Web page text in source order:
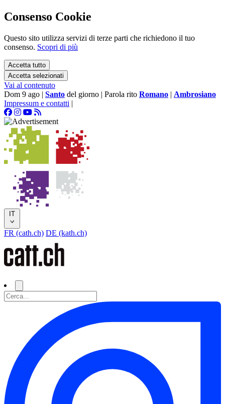
Consenso Cookie
Questo sito utilizza servizi di terze parti che richiedono il tuo
consenso. Scopri di più
Accetta tutto
Accetta selezionati
Vai al contenuto
Dom 9 ago | Santo del giorno | Parola rito Romano | Ambrosiano
Impressum e contatti |
IT
FR (cath.ch) DE (kath.ch)